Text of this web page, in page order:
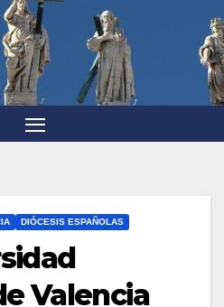
DIÓCESIS ESPAÑOLAS
Valencia